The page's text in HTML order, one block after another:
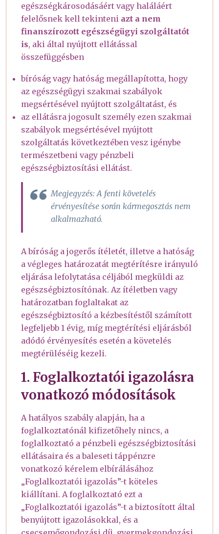
egészségkárosodásáért vagy haláláért
felelősnek kell tekinteni azt a nem
finanszírozott egészségügyi szolgáltatót
is, aki által nyújtott ellátással
összefüggésben
bíróság vagy hatóság megállapította, hogy
az egészségügyi szakmai szabályok
megsértésével nyújtott szolgáltatást, és
az ellátásra jogosult személy ezen szakmai
szabályok megsértésével nyújtott
szolgáltatás következtében vesz igénybe
természetbeni vagy pénzbeli
egészségbiztosítási ellátást.
Megjegyzés: A fenti követelés
érvényesítése során kármegosztás nem
alkalmazható.
A bíróság a jogerős ítéletét, illetve a hatóság
a végleges határozatát megtérítésre irányuló
eljárása lefolytatása céljából megküldi az
egészségbiztosítónak. Az ítéletben vagy
határozatban foglaltakat az
egészségbiztosító a kézbesítéstől számított
legfeljebb 1 évig, míg megtérítési eljárásból
adódó érvényesítés esetén a követelés
megtérüléséig kezeli.
1. Foglalkoztatói igazolásra
vonatkozó módosítások
A hatályos szabály alapján, ha a
foglalkoztatónál kifizetőhely nincs, a
foglalkoztató a pénzbeli egészségbiztosítási
ellátásaira és a baleseti táppénzre
vonatkozó kérelem elbírálásához
„Foglalkoztatói igazolás”-t köteles
kiállítani. A foglalkoztató ezt a
„Foglalkoztatói igazolás”-t a biztosított által
benyújtott igazolásokkal, és a